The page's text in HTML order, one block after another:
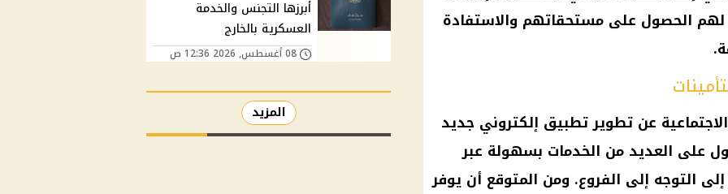
لهم الحصول على مستحقاتهم والاستفادة
عن تطوير تطبيق إلكتروني جديد
على العديد من الخدمات بسهولة عبر
التوجه إلى الفروع. ومن المتوقع أن يوفر
أبرزها التجنس والخدمة
العسكرية بالخارج
08 أغسطس, 2026 12:36 ص
المزيد